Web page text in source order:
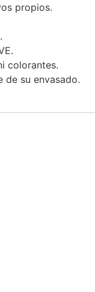
propios.
colorantes.
de su envasado.